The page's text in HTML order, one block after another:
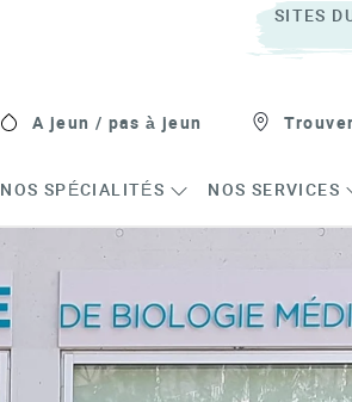
SITES
A jeun / pas à jeun
NOS SPÉCIALITÉS NOS SERVICES